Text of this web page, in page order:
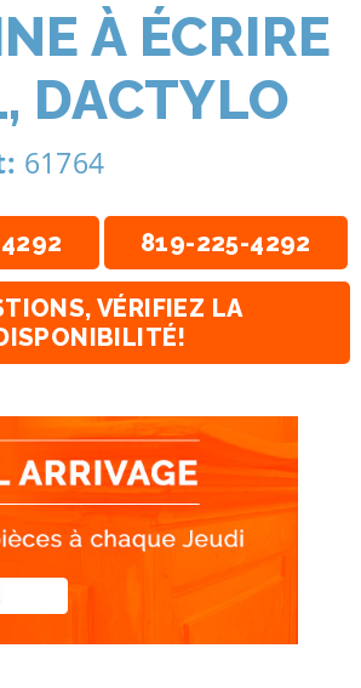
À ÉCRIRE
DACTYLO
61764
819-225-4292
VÉRIFIEZ LA